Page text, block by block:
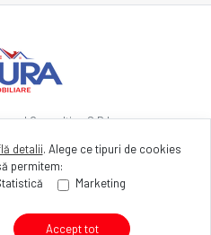
Consulting S.R.L.
detalii. Alege ce tipuri de cookies
permitem:
Marketing
Accept tot